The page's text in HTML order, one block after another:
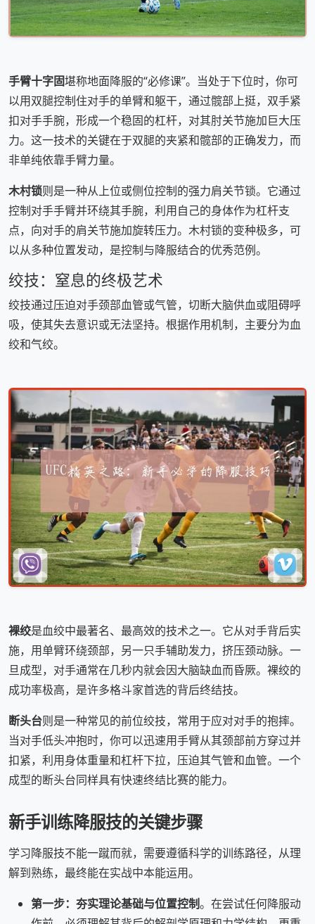
手臂十字固堪称地面降服的“必修课”。当处于下位时，你可
以用双腿控制住对手的单臂和躯干，通过髋部上挺，双手紧
扣对手手腕，形成一个稳固的杠杆，对其肘关节施加巨大压
力。这一技术的关键在于双腿的夹紧和髋部的正确发力，而
非单纯依靠手臂力量。
木村锁则是一种从上位或侧位控制的强力肩关节锁。它通过
控制对手手臂并环绕其手腕，利用自己的身体作为杠杆支
点，向对手的肩关节施加旋转压力。木村锁的变种极多，可
以从多种位置发动，是控制与降服结合的优秀范例。
绞技：窒息的终极艺术
绞技通过压迫对手颈部血管或气管，切断大脑供血或阻碍呼
吸，使其失去意识或无法坚持。根据作用机制，主要分为血
绞和气绞。
裸绞是血绞中最著名、最高效的技术之一。它从对手背后实
施，用单臂环绕颈部，另一只手辅助发力，挤压颈动脉。一
旦成型，对手通常在几秒内就会因大脑缺血而昏厥。裸绞的
成功率极高，是许多格斗家首选的背后终结技。
断头台则是一种常见的前位绞技，常用于应对对手的抱摔。
当对手低头冲抱时，你可以迅速用手臂从其颈部前方穿过并
扣紧，利用身体重量和杠杆下拉，压迫其气管和血管。一个
成型的断头台同样具有快速终结比赛的能力。
新手训练降服技的关键步骤
学习降服技不能一蹴而就，需要遵循科学的训练路径，从理
解到熟练，最终能在实战中本能运用。
第一步：夯实理论基础与位置控制。在尝试任何降服动